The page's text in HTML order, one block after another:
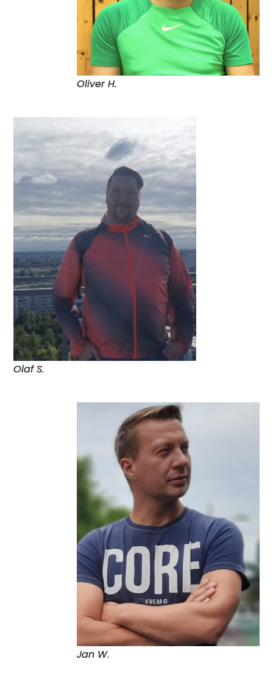
Oliver H.
Olaf S.
Jan W.